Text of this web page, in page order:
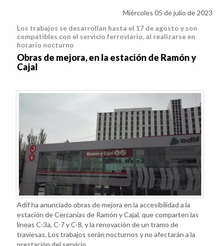
Miércoles 05 de julio de 2023
Los trabajos se desarrollan hasta el 17 de agosto y son
compatibles con el servicio ferroviario, al realizarse en
horario nocturno
Obras de mejora, en la estación de Ramón y
Cajal
Adif ha anunciado obras de mejora en la accesibilidad a la
estación de Cercanías de Ramón y Cajal, que comparten las
líneas C-3a, C-7 y C-8, y la renovación de un tramo de
traviesas. Los trabajos serán nocturnos y no afectarán a la